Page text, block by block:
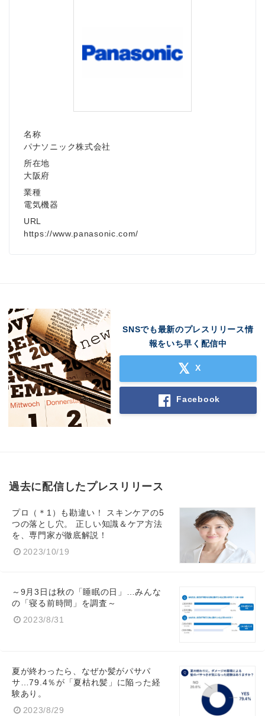
名称
パナソニック株式会社
所在地
大阪府
業種
電気機器
URL
https://www.panasonic.com/
SNSでも最新のプレスリリース情
報をいち早く配信中
X
Facebook
過去に配信したプレスリリース
プロ（＊1）も勘違い！ スキンケアの5
つの落とし穴。 正しい知識＆ケア方法
を、専門家が徹底解説！
2023/10/19
～9月3日は秋の「睡眠の日」…みんな
の「寝る前時間」を調査～
2023/8/31
夏が終わったら、なぜか髪がパサパ
サ…79.4％が「夏枯れ髪」に陥った経
験あり。
2023/8/29